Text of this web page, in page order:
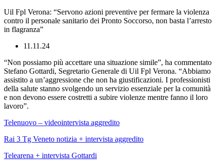
Uil Fpl Verona: “Servono azioni preventive per fermare la violenza
contro il personale sanitario dei Pronto Soccorso, non basta l’arresto
in flagranza”
11.11.24
“Non possiamo più accettare una situazione simile”, ha commentato
Stefano Gottardi, Segretario Generale di Uil Fpl Verona. “Abbiamo
assistito a un’aggressione che non ha giustificazioni. I professionisti
della salute stanno svolgendo un servizio essenziale per la comunità
e non devono essere costretti a subire violenze mentre fanno il loro
lavoro”.
Telenuovo – videointervista aggredito
Rai 3 Tg Veneto notizia + intervista aggredito
Telearena + intervista Gottardi